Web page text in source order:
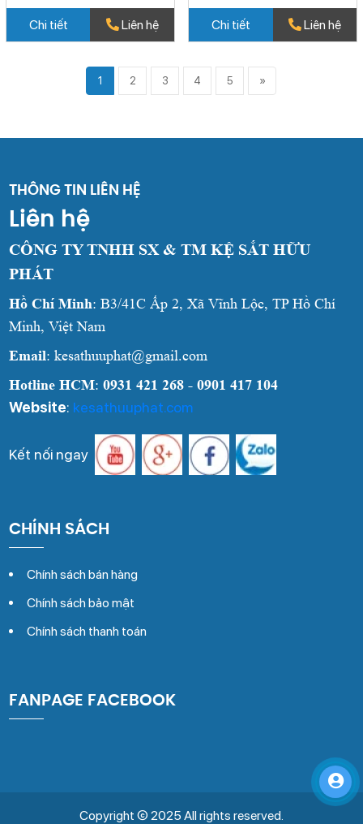
Chi tiết Liên hệ Chi tiết Liên hệ
1 2 3 4 5 »
THÔNG TIN LIÊN HỆ
Liên hệ
CÔNG TY TNHH SX & TM KỆ SẮT HỮU
PHÁT
Hồ Chí Minh: B3/41C Ấp 2, Xã Vĩnh Lộc, TP Hồ Chí
Minh, Việt Nam
Email: kesathuuphat@gmail.com
Hotline HCM:0931 421 268 - 0901 417 104
Website: kesathuuphat.com
Kết nối ngay
CHÍNH SÁCH
Chính sách bán hàng
Chính sách bảo mật
Chính sách thanh toán
FANPAGE FACEBOOK
Copyright © 2025 All rights reserved.